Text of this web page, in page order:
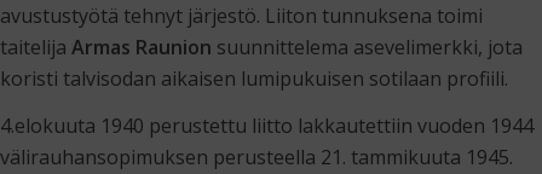
avustustyötä tehnyt järjestö. Liiton tunnuksena toimi
taitelija Armas Raunion suunnittelema asevelimerkki, jota
koristi talvisodan aikaisen lumipukuisen sotilaan profiili.
4.elokuuta 1940 perustettu liitto lakkautettiin vuoden 1944
välirauhansopimuksen perusteella 21. tammikuuta 1945.